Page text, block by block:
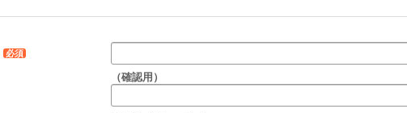
必須
（確認用）